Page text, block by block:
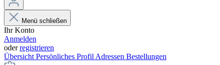
Menü schließen
Ihr Konto
Anmelden
oderregistrieren
Übersicht Persönliches Profil Adressen Bestellungen